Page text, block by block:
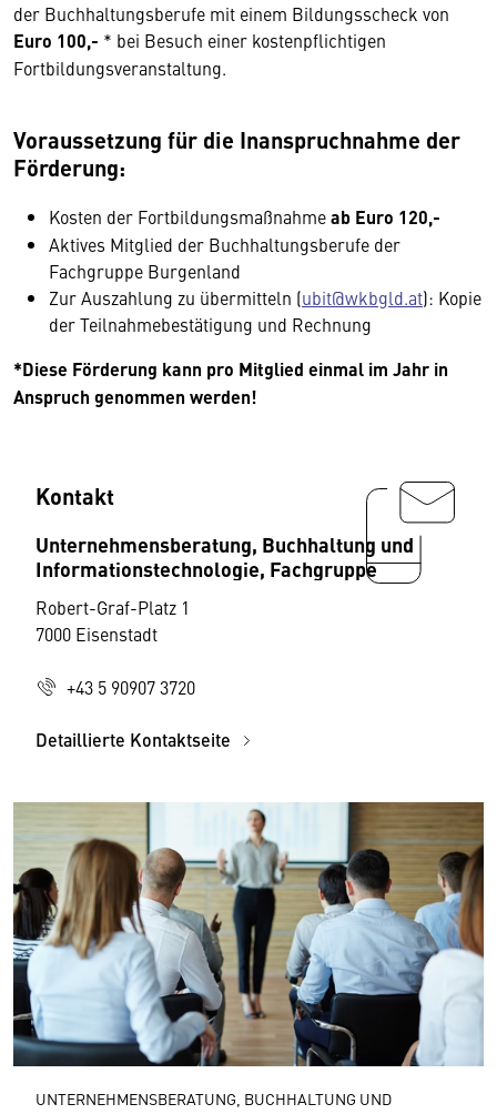
der Buchhaltungsberufe mit einem Bildungsscheck von
Euro 100,- * bei Besuch einer kostenpflichtigen
Fortbildungsveranstaltung.
Voraussetzung für die Inanspruchnahme der
Förderung:
Kosten der Fortbildungsmaßnahmeab Euro 120,-
Aktives Mitglied der Buchhaltungsberufe der
Fachgruppe Burgenland
Zur Auszahlung zu übermitteln (ubit@wkbgld.at): Kopie
der Teilnahmebestätigung und Rechnung
*Diese Förderung kann pro Mitglied einmal im Jahr in
Anspruch genommen werden!
Kontakt
Unternehmensberatung, Buchhaltung und
Informationstechnologie, Fachgruppe
Robert-Graf-Platz 1
7000 Eisenstadt
+43 5 90907 3720
Detaillierte Kontaktseite
UNTERNEHMENSBERATUNG, BUCHHALTUNG UND